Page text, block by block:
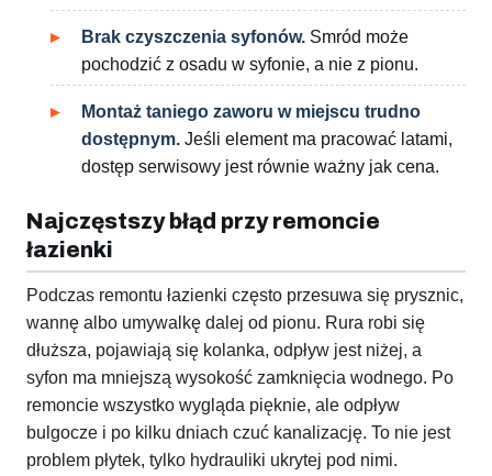
Brak czyszczenia syfonów. Smród może
pochodzić z osadu w syfonie, a nie z pionu.
Montaż taniego zaworu w miejscu trudno
dostępnym. Jeśli element ma pracować latami,
dostęp serwisowy jest równie ważny jak cena.
Najczęstszy błąd przy remoncie
łazienki
Podczas remontu łazienki często przesuwa się prysznic,
wannę albo umywalkę dalej od pionu. Rura robi się
dłuższa, pojawiają się kolanka, odpływ jest niżej, a
syfon ma mniejszą wysokość zamknięcia wodnego. Po
remoncie wszystko wygląda pięknie, ale odpływ
bulgocze i po kilku dniach czuć kanalizację. To nie jest
problem płytek, tylko hydrauliki ukrytej pod nimi.